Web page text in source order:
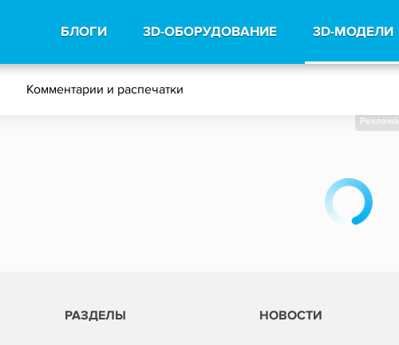
БЛОГИ 3D-ОБОРУДОВАНИЕ 3D-МОДЕЛИ
Комментарии и распечатки
Реклама
РАЗДЕЛЫ НОВОСТИ